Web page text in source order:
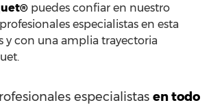
puedes confiar en nuestro
especialistas en esta
y con una amplia trayectoria
especialistas en todo